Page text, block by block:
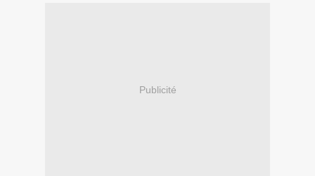
Publicité